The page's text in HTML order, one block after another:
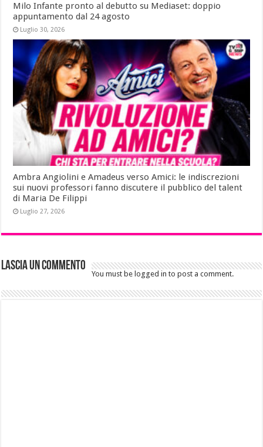
Milo Infante pronto al debutto su Mediaset: doppio
appuntamento dal 24 agosto
Luglio 30, 2026
Ambra Angiolini e Amadeus verso Amici: le indiscrezioni
sui nuovi professori fanno discutere il pubblico del talent
di Maria De Filippi
Luglio 27, 2026
Lascia un commento
You must be logged in to post a comment.